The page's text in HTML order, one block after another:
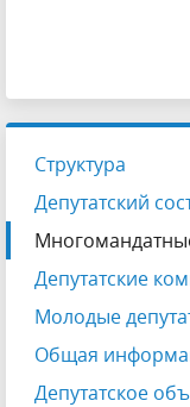
Структура
Депутатский
Депутатские
Молодые
Общая
Депутатское